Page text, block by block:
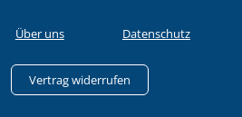
Über uns Datenschutz
Vertrag widerrufen